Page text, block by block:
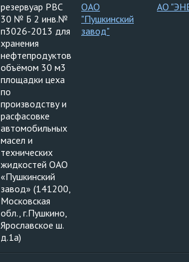
резервуар РВС
30 № Б 2 инв.№
п3026-2013 для
хранения
нефтепродуктов
объёмом 30 м3
площадки цеха
по
производству и
расфасовке
автомобильных
масел и
технических
жидкостей ОАО
«Пушкинский
завод» (141200,
Московская
обл., г.Пушкино,
Ярославское ш.
д.1а)
ОАО
"Пушкинский
завод"
АО